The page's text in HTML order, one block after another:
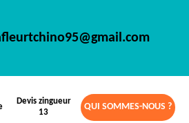
Devis zingueur
13
QUI SOMMES-NOUS ?